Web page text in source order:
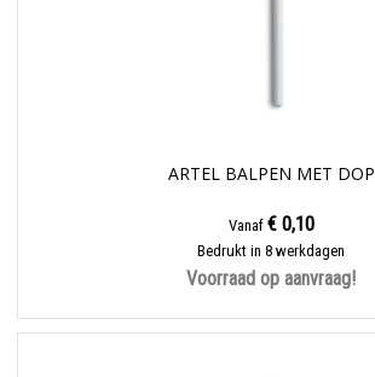
ARTEL BALPEN MET DOP
Vanaf € 0,10
Bedrukt in 8 werkdagen
Voorraad op aanvraag!